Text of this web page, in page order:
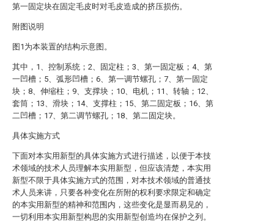
第一固定块在固定毛皮时对毛皮造成的挤压损伤。
附图说明
图1为本装置的结构示意图。
其中，1、控制系统；2、固定柱；3、第一固定板；4、第
一凹槽；5、弧形凹槽；6、第一调节螺孔；7、第一固定
块；8、伸缩柱；9、支撑块；10、电机；11、转轴；12、
套筒；13、滑块；14、支撑柱；15、第二固定板；16、第
二凹槽；17、第二调节螺孔；18、第二固定块。
具体实施方式
下面对本实用新型的具体实施方式进行描述，以便于本技
术领域的技术人员理解本实用新型，但应该清楚，本实用
新型不限于具体实施方式的范围，对本技术领域的普通技
术人员来讲，只要各种变化在所附的权利要求限定和确定
的本实用新型的精神和范围内，这些变化是显而易见的，
一切利用本实用新型构思的实用新型创造均在保护之列。